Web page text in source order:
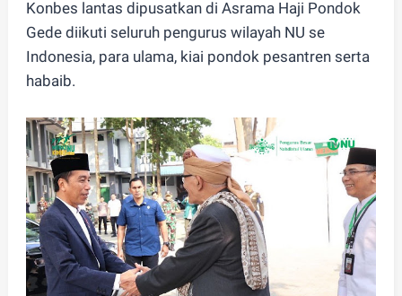
Konbes lantas dipusatkan di Asrama Haji Pondok
Gede diikuti seluruh pengurus wilayah NU se
Indonesia, para ulama, kiai pondok pesantren serta
habaib.